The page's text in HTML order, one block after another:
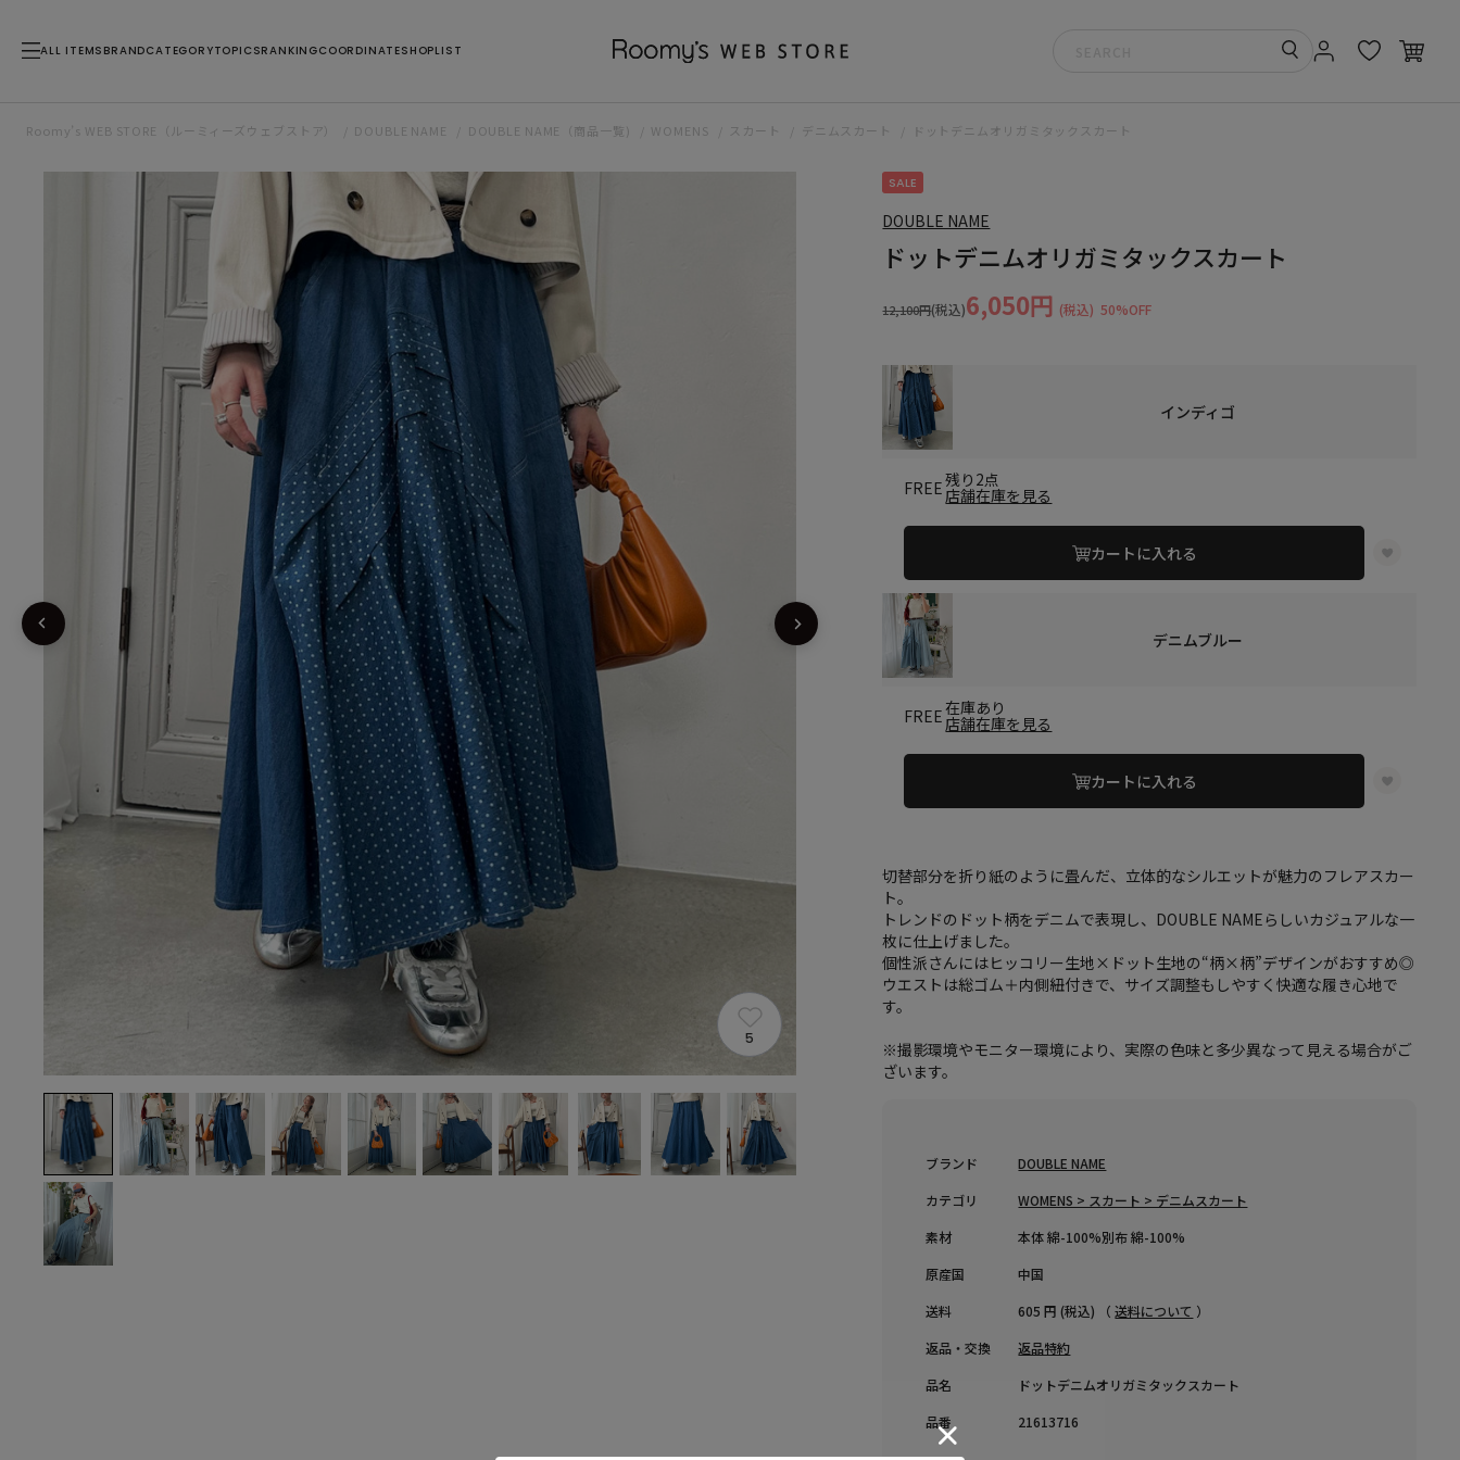
ALL ITEMS BRANDCATEGORYTOPICSRANKINGCOORDINATESHOPLIST
Roomy’s WEB STORE（ルーミィーズウェブストア） DOUBLE NAME DOUBLE NAME（商品一覧) WOMENS スカート デニムスカート ドットデニムオリガミタックスカート
5
SALE
DOUBLE NAME
ドットデニムオリガミタックスカート
12,100円(税込)6,050円 (税込) 50%OFF
インディゴ
FREE残り2点
店舗在庫を見る
カートに入れる
デニムブルー
FREE在庫あり
店舗在庫を見る
カートに入れる
切替部分を折り紙のように畳んだ、立体的なシルエットが魅力のフレアスカー
ト。
トレンドのドット柄をデニムで表現し、DOUBLE NAMEらしいカジュアルな一
枚に仕上げました。
個性派さんにはヒッコリー生地×ドット生地の“柄×柄”デザインがおすすめ◎
ウエストは総ゴム＋内側紐付きで、サイズ調整もしやすく快適な履き心地で
す。
※撮影環境やモニター環境により、実際の色味と多少異なって見える場合がご
ざいます。
ブランド
DOUBLE NAME
カテゴリ
WOMENS > スカート > デニムスカート
素材
本体 綿-100%別布 綿-100%
原産国
中国
送料
605 円 (税込) （送料について ）
返品・交換
返品特約
品名
ドットデニムオリガミタックスカート
品番
21613716